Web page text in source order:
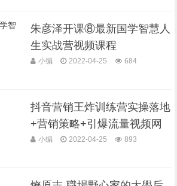
朱彦泽开课⑧最新国学智慧人
生实战营视频课程
小编 2022-04-25 684
抖音营销王炸训练营实操落地
+营销策略+引爆流量视频网
课教程课程
小编 2022-04-25 893